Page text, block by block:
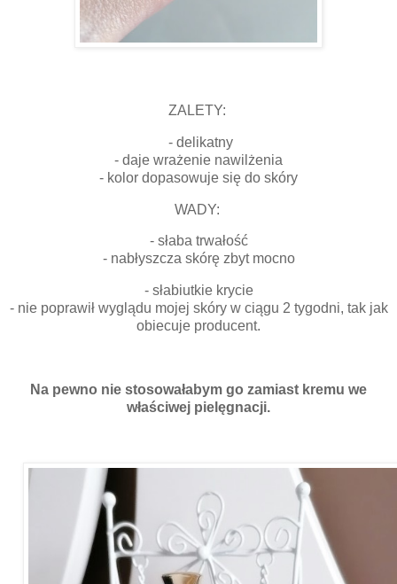
ZALETY:
- delikatny
- daje wrażenie nawilżenia
- kolor dopasowuje się do skóry
WADY:
- słaba trwałość
- nabłyszcza skórę zbyt mocno
- słabiutkie krycie
- nie poprawił wyglądu mojej skóry w ciągu 2 tygodni, tak jak
obiecuje producent.
Na pewno nie stosowałabym go zamiast kremu we
właściwej pielęgnacji.